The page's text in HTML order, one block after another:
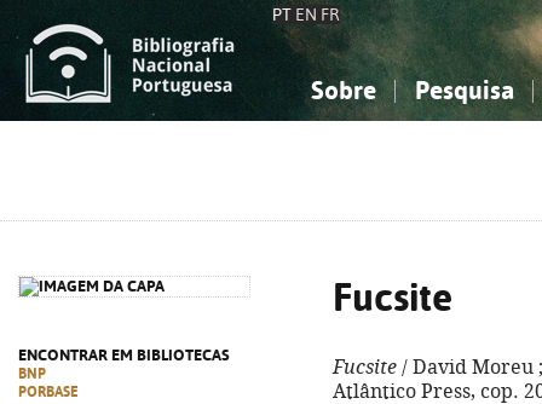
PT EN FR
Sobre Pesquisa
ENCONTRAR EM BIBLIOTECAS
BNP
PORBASE
Fucsite
Fucsite / David Moreu
Atlântico Press, cop.